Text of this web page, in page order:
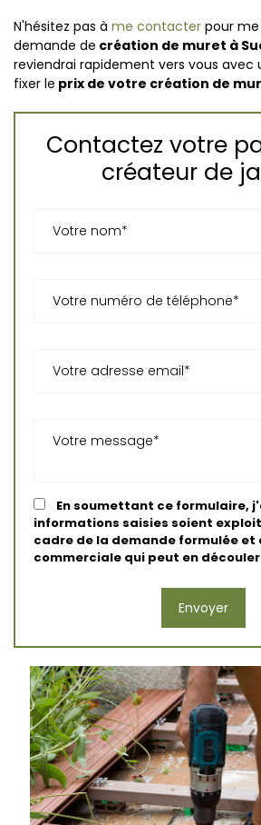
N'hésitez pas à me contacter pour
demande de création de muret à
reviendrai rapidement vers vous avec
fixer le prix de votre création de
Contactez votre
créateur de
En soumettant ce formulaire,
informations saisies soient
cadre de la demande formulée et
commerciale qui peut en